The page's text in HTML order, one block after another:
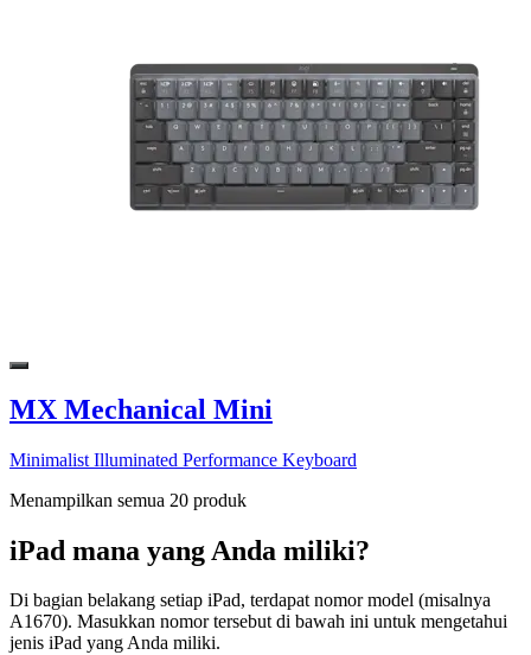
MX Mechanical Mini
Minimalist Illuminated Performance Keyboard
Menampilkan semua 20 produk
iPad mana yang Anda miliki?
Di bagian belakang setiap iPad, terdapat nomor model (misalnya
A1670). Masukkan nomor tersebut di bawah ini untuk mengetahui
jenis iPad yang Anda miliki.